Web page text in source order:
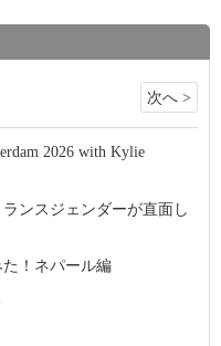
次へ >
2026 with Kylie
ンスジェンダーが直面し
！ネパール編